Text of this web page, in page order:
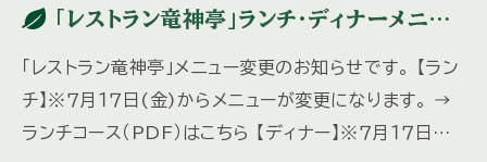
「レストラン竜神亭」ランチ・ディナーメニュ
「レストラン竜神亭」メニュー変更のお知らせです。 【ラン
チ】※７月１７日(金)からメニューが変更になります。 →
ランチコース（PDF）はこちら 【ディナー】※７月１７日